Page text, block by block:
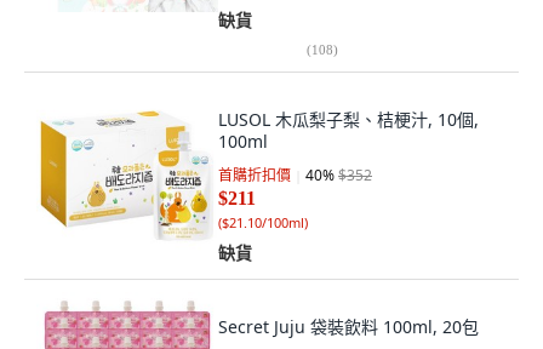
缺貨
(108)
LUSOL 木瓜梨子梨、桔梗汁, 10個,
100ml
首購折扣價 40%$352
$211
($21.10/100ml)
缺貨
Secret Juju 袋裝飲料 100ml, 20包